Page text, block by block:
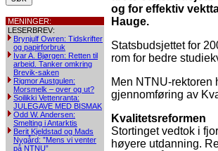
MENINGER:
LESERBREV:
Brynjulf Owren: Tidskrifter
og papirforbruk
Ivar A. Bjørgen: Retten til
arbeid. Tanker omkring
Brevik-saken
Rigmor Austgulen:
Morsmelk – over og ut?
Soilikki Vettenranta:
JULEGAVE MED BISMAK
Odd W. Andersen:
Smelting i Antarktis
Berit Kjeldstad og Mads
Nygård: ”Mens vi venter
på NTNU”
og for effektiv
Hauge.
Statsbudsjettet for
rom for bedre
Men NTNU-rektoren
gjennomføring av
Kvalitetsreformen
Stortinget vedtok i
høyere utdanning.